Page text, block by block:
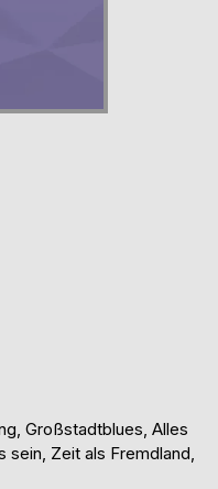
Großstadtblues, Alles
Zeit als Fremdland,